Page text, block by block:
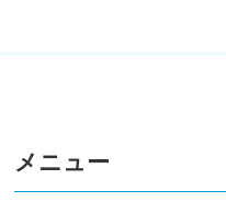
メニュー